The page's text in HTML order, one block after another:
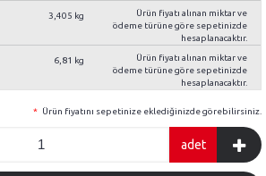
3,405 kg
Ürün fiyatı alınan miktar ve
ödeme türüne göre sepetinizde
hesaplanacaktır.
6,81 kg
Ürün fiyatı alınan miktar ve
ödeme türüne göre sepetinizde
hesaplanacaktır.
* Ürün fiyatını sepetinize eklediğinizde görebilirsiniz.
adet